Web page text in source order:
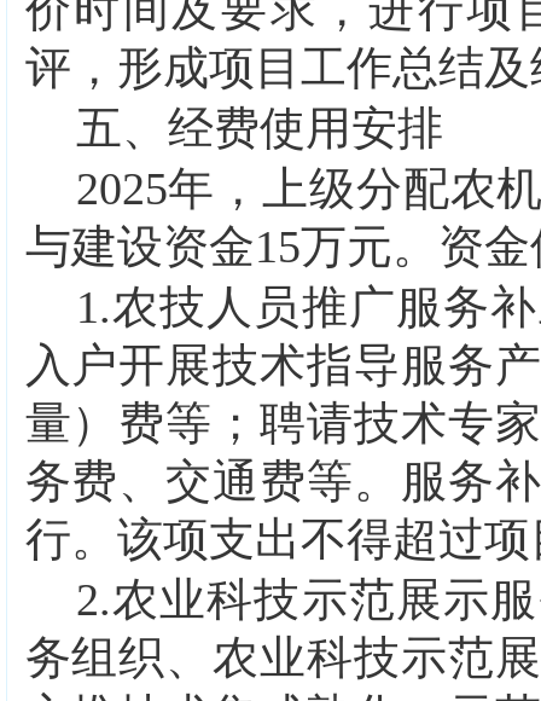
评，形成项目工作总结
五、经费使用安排
2025年，上级分配农
与建设资金15万元。资
1.农技人员推广服务
入户开展技术指导服务
量）费等；聘请技术专
务费、交通费等。服务
行。该项支出不得超过
2.农业科技示范展示
务组织、农业科技示范